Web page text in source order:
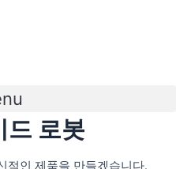
드 로봇
적인 제품을 만들겠습니다.